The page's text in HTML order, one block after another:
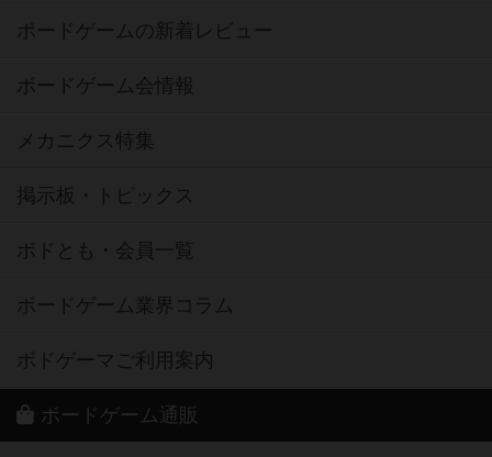
ボードゲームの新着レビュー
ボードゲーム会情報
メカニクス特集
掲示板・トピックス
ボドとも・会員一覧
ボードゲーム業界コラム
ボドゲーマご利用案内
ボードゲーム通販